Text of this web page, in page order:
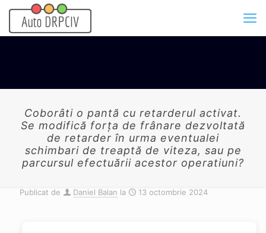
Coborâti o pantă cu retarderul activat.
Se modifică forța de frânare dezvoltată
de retarder în urma eventualei
schimbari de treaptă de viteza, sau pe
parcursul efectuării acestor operatiuni?
Publicat de Daniel Balan la 13 octombrie 2024